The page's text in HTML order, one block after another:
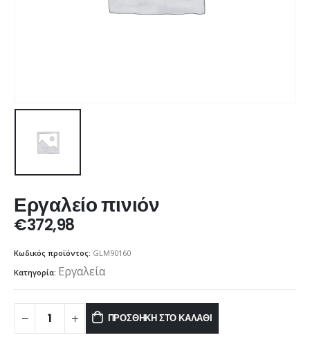
Εργαλείο πινιόν
€372,98
Κωδικός προϊόντος: GLM90160
Κατηγορία: Εργαλεία
ΠΡΟΣΘΉΚΗ ΣΤΟ ΚΑΛΆΘΙ